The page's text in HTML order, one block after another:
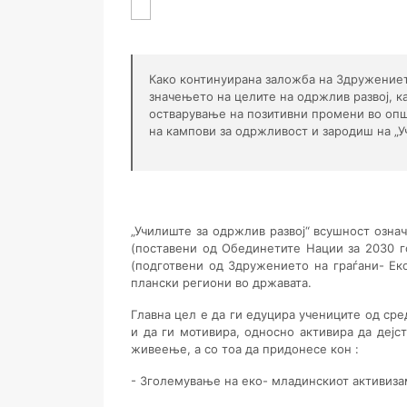
Како континуирана заложба на
значењето на целите на одржлив развој,
остварување на позитивни промени во
на кампови за одржливост и зародиш на
„Училиште за одржлив развој“ всушност
(поставени од Обединетите Нации за 2030
(подготвени од Здружението на граѓани-
плански региони во државата.
Главна цел е да ги едуцира учениците од
и да ги мотивира, односно активира да
живеење, а со тоа да придонесе кон :
- Зголемување на еко- младинскиот